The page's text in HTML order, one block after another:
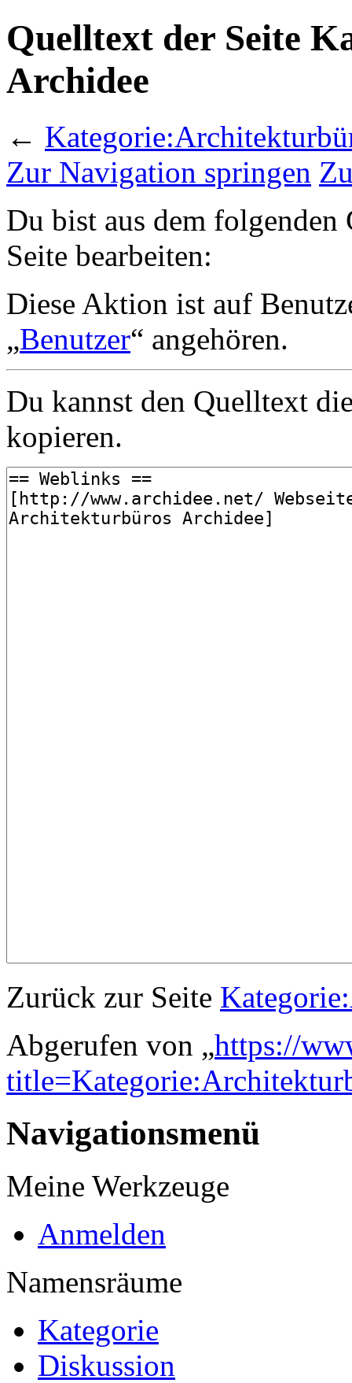
Quelltext der Seite
Archidee
←
Zur Navigation springen
Du bist aus dem
Seite bearbeiten:
Diese Aktion ist auf
„Benutzer“ angehören.
Du kannst den Quelltext
kopieren.
Zurück zur Seite
Abgerufen von „https://
Navigationsmenü
Meine Werkzeuge
Anmelden
Namensräume
Kategorie
Diskussion